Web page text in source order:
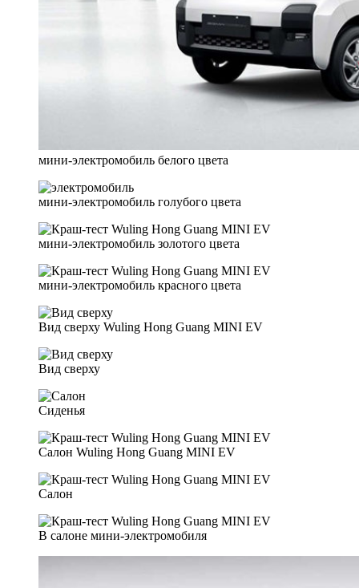
мини-электромобиль белого цвета
мини-электромобиль голубого цвета
мини-электромобиль золотого цвета
мини-электромобиль красного цвета
Вид сверху Wuling Hong Guang MINI EV
Вид сверху
Сиденья
Салон Wuling Hong Guang MINI EV
Салон
В салоне мини-электромобиля